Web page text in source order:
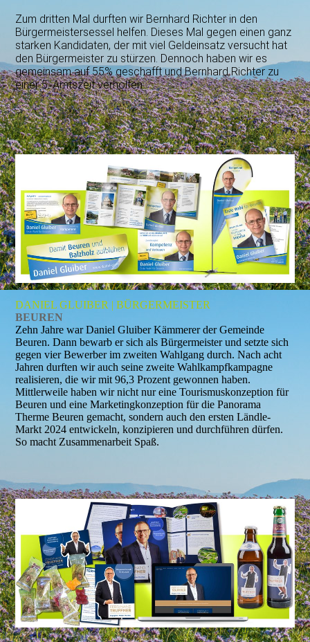
Zum dritten Mal durften wir Bernhard Richter in den
Bürgermeistersessel helfen. Dieses Mal gegen einen ganz
starken Kandidaten, der mit viel Geldeinsatz versucht hat
den Bürgermeister zu stürzen. Dennoch haben wir es
gemeinsam auf 55% geschafft und Bernhard Richter zu
einer 5. Amtszeit verholfen.
DANIEL GLUIBER | BÜRGERMEISTER
BEUREN
Zehn Jahre war Daniel Gluiber Kämmerer der Gemeinde
Beuren. Dann bewarb er sich als Bürgermeister und setzte sich
gegen vier Bewerber im zweiten Wahlgang durch. Nach acht
Jahren durften wir auch seine zweite Wahlkampfkampagne
realisieren, die wir mit 96,3 Prozent gewonnen haben.
Mittlerweile haben wir nicht nur eine Tourismuskonzeption für
Beuren und eine Marketingkonzeption für die Panorama
Therme Beuren gemacht, sondern auch den ersten Ländle-
Markt 2024 entwickeln, konzipieren und durchführen dürfen.
So macht Zusammenarbeit Spaß.